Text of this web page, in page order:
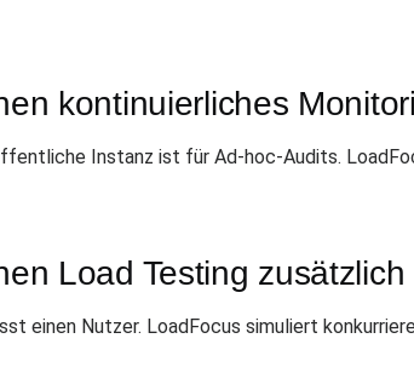
kontinuierliches
Instanz ist für Ad-hoc-Audits.
Load Testing
einen Nutzer. LoadFocus simuliert